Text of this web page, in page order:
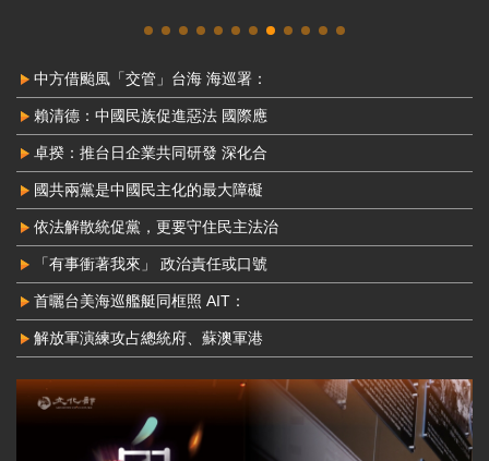
中方借颱風「交管」台海 海巡署：
賴清德：中國民族促進惡法 國際應
卓揆：推台日企業共同研發 深化合
國共兩黨是中國民主化的最大障礙
依法解散統促黨，更要守住民主法治
「有事衝著我來」 政治責任或口號
首曬台美海巡艦艇同框照 AIT：
解放軍演練攻占總統府、蘇澳軍港